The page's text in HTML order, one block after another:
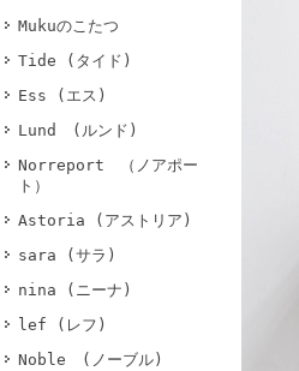
Mukuのこたつ
Tide (タイド)
Ess (エス)
Lund (ルンド)
Norreport （ノアポー
ト）
Astoria (アストリア)
sara (サラ)
nina (ニーナ)
lef (レフ)
Noble (ノーブル)